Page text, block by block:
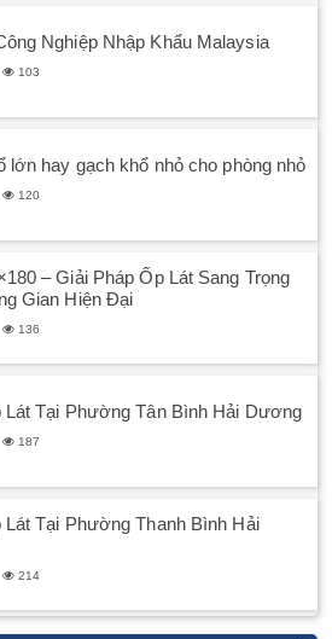
Nghiệp Nhập Khẩu Malaysia
103
lớn hay gạch khổ nhỏ cho phòng nhỏ
120
– Giải Pháp Ốp Lát Sang Trọng
Gian Hiện Đại
136
Lát Tại Phường Tân Bình Hải Dương
187
Lát Tại Phường Thanh Bình Hải
214